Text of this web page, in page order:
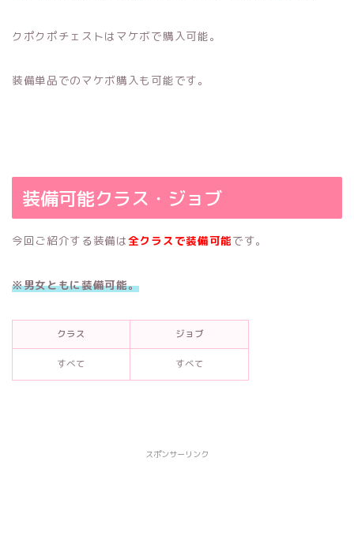
クポクポチェストはマケボで購入可能。
装備単品でのマケボ購入も可能です。
装備可能クラス・ジョブ
今回ご紹介する装備は全クラスで装備可能です。
※男女ともに装備可能。
クラス ジョブ
すべて すべて
スポンサーリンク